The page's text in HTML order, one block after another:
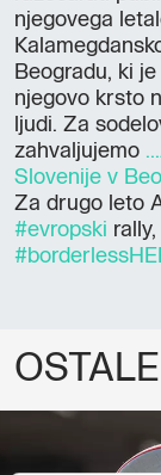
njegovega
Beogradu, ki
njegovo krsto
ljudi. Za
zahvaljujemo
Slovenije v
Za drugo leto
#evropski